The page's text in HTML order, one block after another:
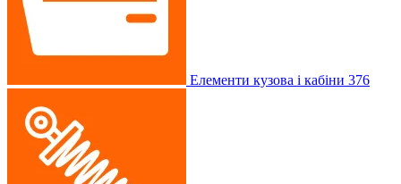
Елементи кузова і кабіни 376